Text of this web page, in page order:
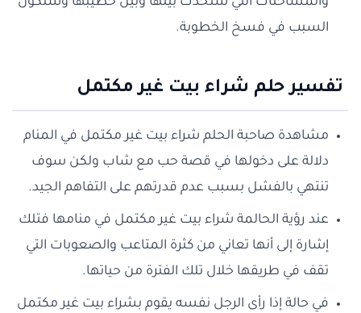
والمشاحنات التي ستحدث بينها وبين خطيبها وستكون
السبب في فسخ الخطوبة.
تفسير حلم شراء بيت غير مكتمل
مشاهدة صاحبة الحلم شراء بيت غير مكتمل في المنام
دلالة على دخولها في قصة حب مع شاب ولكن سوف
تنتهي بالفشل بسبب عدم قدرتهم على التفاهم الجيد.
عند رؤية الحالمة شراء بيت غير مكتمل في منامها فتلك
إشارة إلى أنها تعاني من كثرة المتاعب والصعوبات التي
تقف في طريقها خلال تلك الفترة من حياتها.
في حالة إذا رأى الرجل نفسه يقوم بشراء بيت غير مكتمل